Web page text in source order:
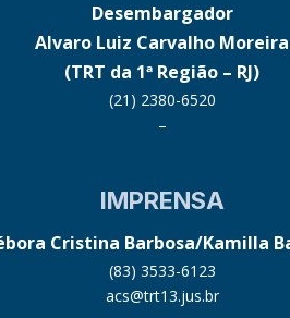
Desembargador
Alvaro Luiz Carvalho Moreira
(TRT da 1ª Região – RJ)
(21) 2380-6520
–
IMPRENSA
Cristina Barbosa/Kamilla
(83) 3533-6123
acs@trt13.jus.br